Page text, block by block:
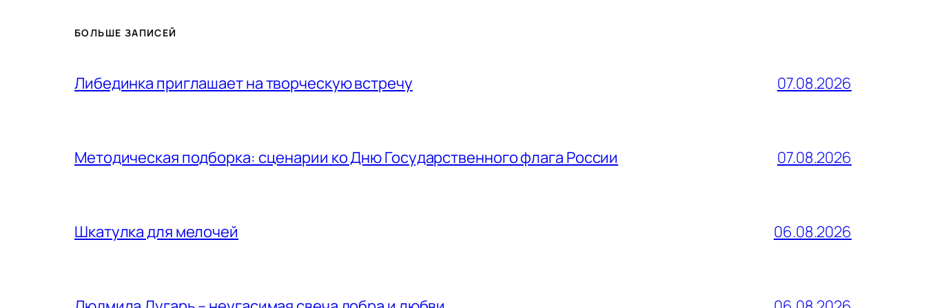
БОЛЬШЕ ЗАПИСЕЙ
Либединка приглашает на творческую встречу 07.08.2026
Методическая подборка: сценарии ко Дню Государственного флага России 07.08.2026
Шкатулка для мелочей 06.08.2026